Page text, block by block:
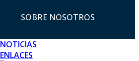
SOBRE NOSOTROS
NOTICIAS
ENLACES